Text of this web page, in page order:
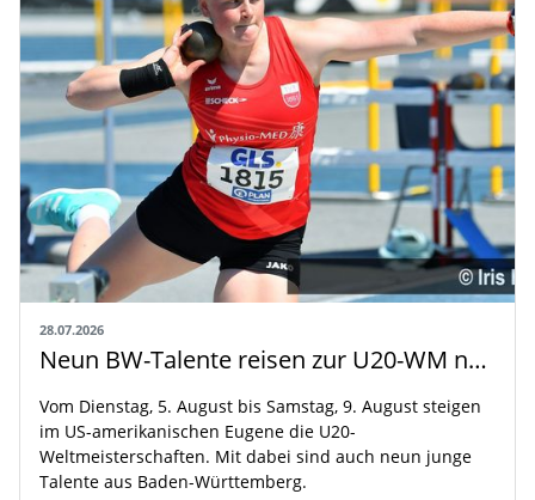
28.07.2026
Neun BW-Talente reisen zur U20-WM nach Eugene
Vom Dienstag, 5. August bis Samstag, 9. August steigen
im US-amerikanischen Eugene die U20-
Weltmeisterschaften. Mit dabei sind auch neun junge
Talente aus Baden-Württemberg.